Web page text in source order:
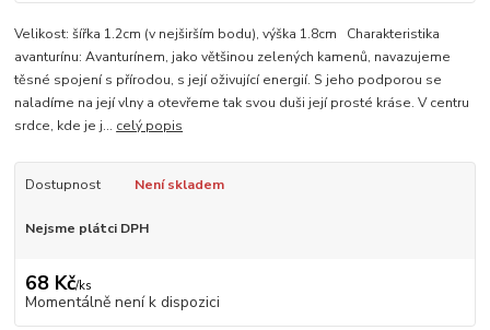
Velikost: šířka 1.2cm (v nejširším bodu), výška 1.8cm Charakteristika
avanturínu: Avanturínem, jako většinou zelených kamenů, navazujeme
těsné spojení s přírodou, s její oživující energií. S jeho podporou se
naladíme na její vlny a otevřeme tak svou duši její prosté kráse. V centru
srdce, kde je j... celý popis
Dostupnost Není skladem
Nejsme plátci DPH
68 Kč/ks
Momentálně není k dispozici